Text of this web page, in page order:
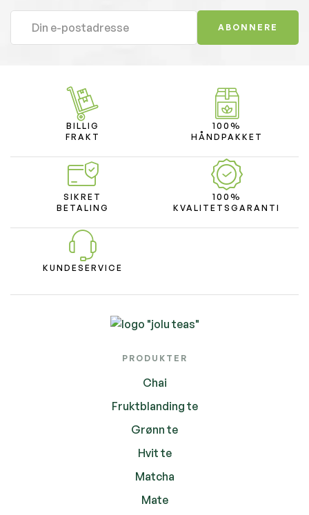
ABONNERE
BILLIG
FRAKT
100%
HÅNDPAKKET
SIKRET
BETALING
100%
KVALITETSGARANTI
KUNDESERVICE
PRODUKTER
Chai
Fruktblanding te
Grønn te
Hvit te
Matcha
Mate